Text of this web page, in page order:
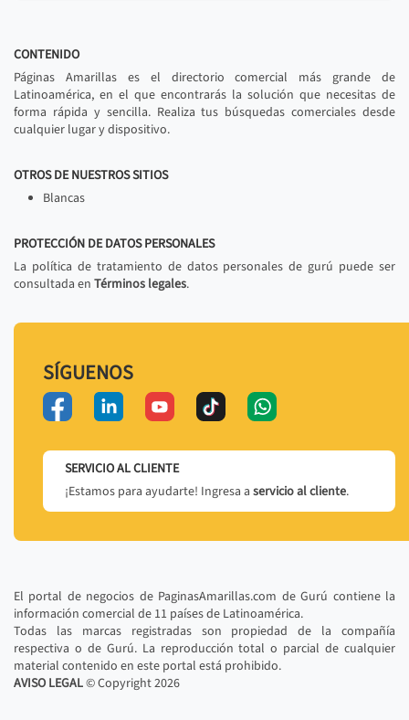
CONTENIDO
Páginas Amarillas es el directorio comercial más grande de
Latinoamérica, en el que encontrarás la solución que necesitas de
forma rápida y sencilla. Realiza tus búsquedas comerciales desde
cualquier lugar y dispositivo.
OTROS DE NUESTROS SITIOS
Blancas
PROTECCIÓN DE DATOS PERSONALES
La política de tratamiento de datos personales de gurú puede ser
consultada en Términos legales.
SÍGUENOS
SERVICIO AL CLIENTE
¡Estamos para ayudarte! Ingresa a servicio al cliente.
El portal de negocios de PaginasAmarillas.com de Gurú contiene la
información comercial de 11 países de Latinoamérica.
Todas las marcas registradas son propiedad de la compañía
respectiva o de Gurú. La reproducción total o parcial de cualquier
material contenido en este portal está prohibido.
AVISO LEGAL© Copyright2026